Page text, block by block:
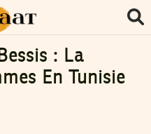
: La
En Tunisie